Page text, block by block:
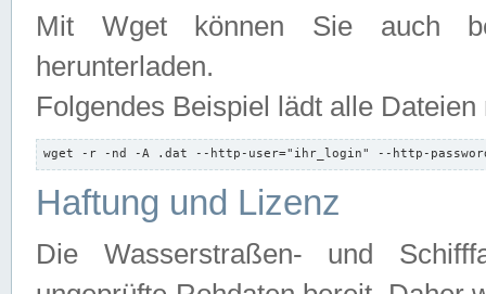
Mit Wget können Sie auch
herunterladen.
Folgendes Beispiel lädt alle
wget -r -nd -A .dat --http-user="ihr_login" --http-
Haftung und Lizenz
Die Wasserstraßen- und